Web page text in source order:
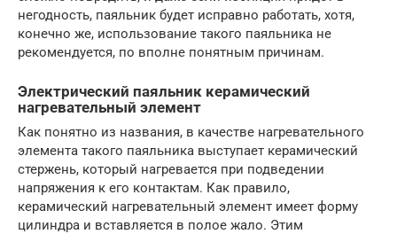
негодность, паяльник будет исправно работать, хотя,
конечно же, использование такого паяльника не
рекомендуется, по вполне понятным причинам.
Электрический паяльник керамический
нагревательный элемент
Как понятно из названия, в качестве нагревательного
элемента такого паяльника выступает керамический
стержень, который нагревается при подведении
напряжения к его контактам. Как правило,
керамический нагревательный элемент имеет форму
цилиндра и вставляется в полое жало. Этим